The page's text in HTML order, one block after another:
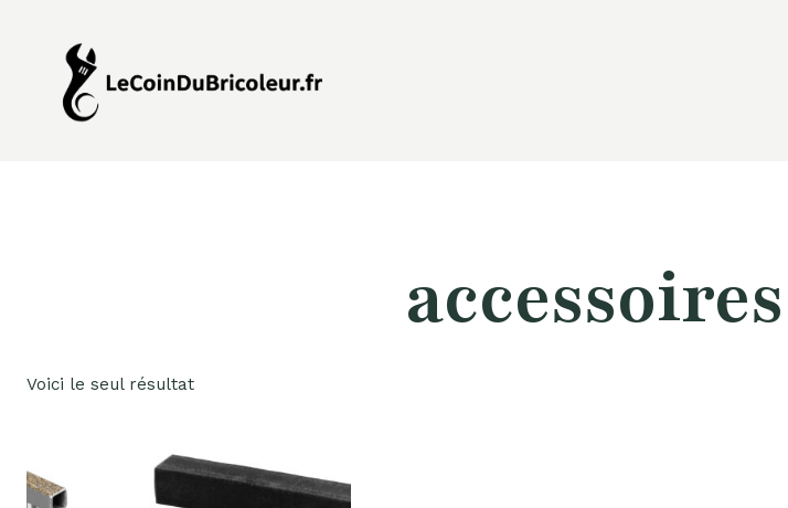
contenu
Voici le seul résultat